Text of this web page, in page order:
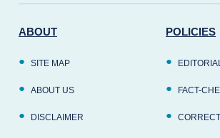
ABOUT
SITE MAP
ABOUT US
DISCLAIMER
POLICIES
FACT-